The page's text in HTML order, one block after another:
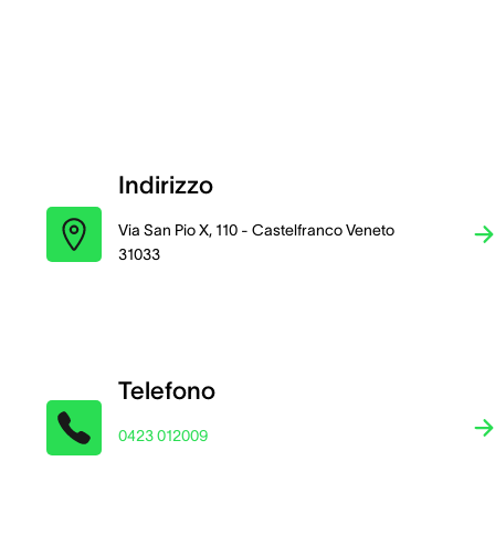
Indirizzo
Via San Pio X, 110 - Castelfranco Veneto
31033
Telefono
0423 012009